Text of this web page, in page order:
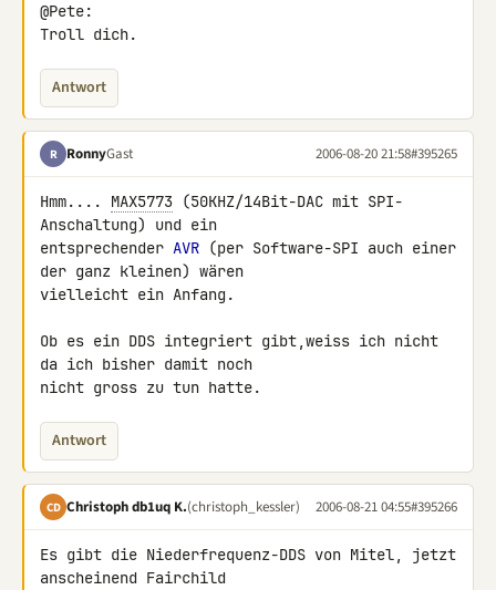
@Pete:
Troll dich.
Antwort
R RonnyGast 2006-08-20 21:58#395265
Hmm.... MAX5773 (50KHZ/14Bit-DAC mit SPI-
Anschaltung) und ein
entsprechender AVR (per Software-SPI auch einer
der ganz kleinen) wären
vielleicht ein Anfang.
Ob es ein DDS integriert gibt,weiss ich nicht
da ich bisher damit noch
nicht gross zu tun hatte.
Antwort
CD Christoph db1uq K.(christoph_kessler) 2006-08-21 04:55#395266
Es gibt die Niederfrequenz-DDS von Mitel, jetzt
anscheinend Fairchild